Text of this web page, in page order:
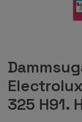
325 H91.